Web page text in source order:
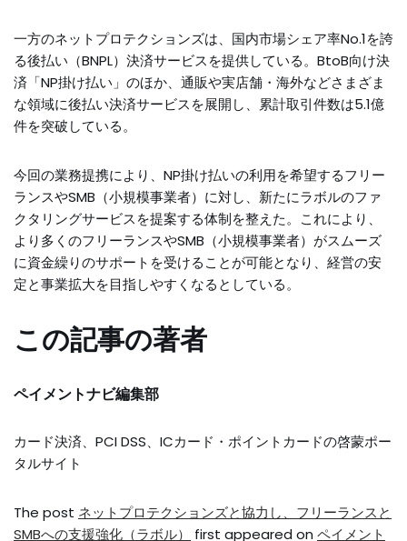
一方のネットプロテクションズは、国内市場シェア率No.1を誇
る後払い（BNPL）決済サービスを提供している。BtoB向け決
済「NP掛け払い」のほか、通販や実店舗・海外などさまざま
な領域に後払い決済サービスを展開し、累計取引件数は5.1億
件を突破している。
今回の業務提携により、NP掛け払いの利用を希望するフリー
ランスやSMB（小規模事業者）に対し、新たにラボルのファ
クタリングサービスを提案する体制を整えた。これにより、
より多くのフリーランスやSMB（小規模事業者）がスムーズ
に資金繰りのサポートを受けることが可能となり、経営の安
定と事業拡大を目指しやすくなるとしている。
この記事の著者
ペイメントナビ編集部
カード決済、PCI DSS、ICカード・ポイントカードの啓蒙ポー
タルサイト
The post ネットプロテクションズと協力し、フリーランスと
SMBへの支援強化（ラボル）
first appeared on ペイメント